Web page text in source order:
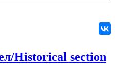
Historical section